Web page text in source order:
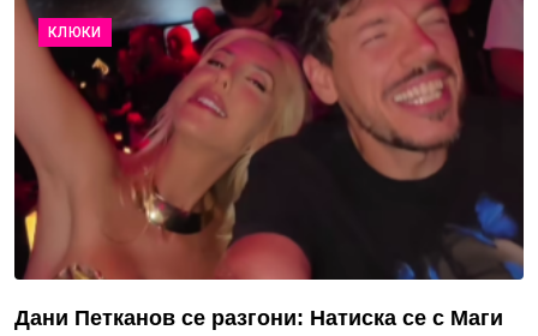
КЛЮКИ
Дани Петканов се разгони: Натиска се с Маги